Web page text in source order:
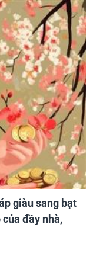
giàu sang bạt
của đầy nhà,